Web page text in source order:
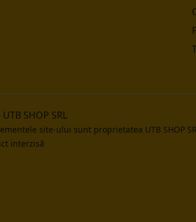
SHOP SRL
site-ului sunt proprietatea UTB SHOP
interzisă